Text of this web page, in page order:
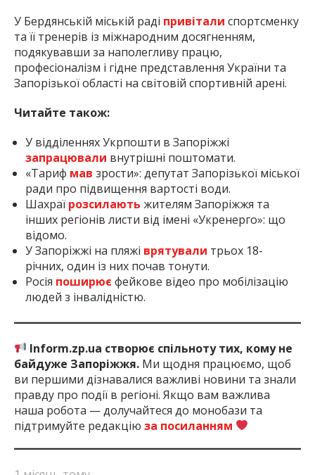
У Бердянській міській раді привітали спортсменку
та її тренерів із міжнародним досягненням,
подякувавши за наполегливу працю,
професіоналізм і гідне представлення України та
Запорізької області на світовій спортивній арені.
Читайте також:
У відділеннях Укрпошти в Запоріжжі
запрацювали внутрішні поштомати.
«Тариф мав зрости»: депутат Запорізької міської
ради про підвищення вартості води.
Шахраї розсилають жителям Запоріжжя та
інших регіонів листи від імені «Укренерго»: що
відомо.
У Запоріжжі на пляжі врятували трьох 18-
річних, один із них почав тонути.
Росія поширює фейкове відео про мобілізацію
людей з інвалідністю.
Inform.zp.ua створює спільноту тих, кому не
байдуже Запоріжжя. Ми щодня працюємо, щоб
ви першими дізнавалися важливі новини та знали
правду про події в регіоні. Якщо вам важлива
наша робота — долучайтеся до монобази та
підтримуйте редакцію за посиланням